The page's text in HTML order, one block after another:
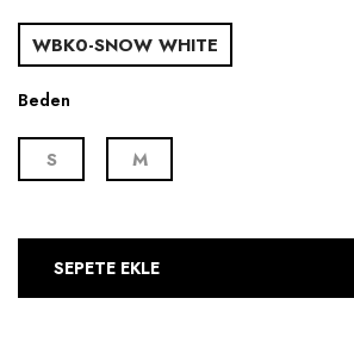
WBK0-SNOW WHITE
Beden
S M
SEPETE EKLE